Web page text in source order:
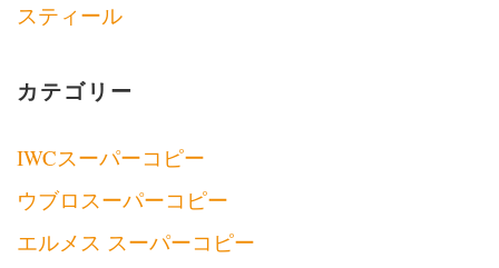
スティール
カテゴリー
IWCスーパーコピー
ウブロスーパーコピー
エルメス スーパーコピー